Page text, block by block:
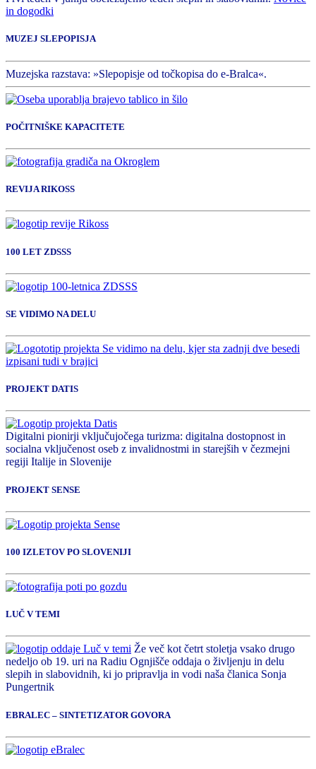
in dogodki
MUZEJ SLEPOPISJA
Muzejska razstava: »Slepopisje od točkopisa do e-Bralca«.
POČITNIŠKE KAPACITETE
REVIJA RIKOSS
100 LET ZDSSS
SE VIDIMO NA DELU
PROJEKT DATIS
Digitalni pionirji vključujočega turizma: digitalna dostopnost in
socialna vključenost oseb z invalidnostmi in starejših v čezmejni
regiji Italije in Slovenije
PROJEKT SENSE
100 IZLETOV PO SLOVENIJI
LUČ V TEMI
Že več kot četrt stoletja vsako drugo
nedeljo ob 19. uri na Radiu Ognjišče oddaja o življenju in delu
slepih in slabovidnih, ki jo pripravlja in vodi naša članica Sonja
Pungertnik
EBRALEC – SINTETIZATOR GOVORA